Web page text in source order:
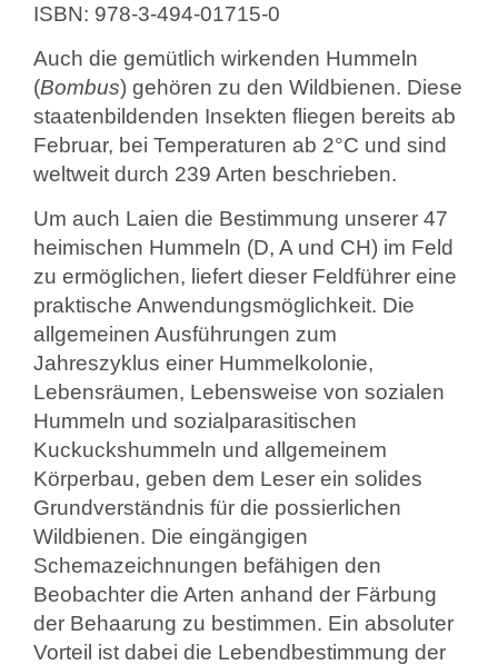
ISBN: 978-3-494-01715-0
Auch die gemütlich wirkenden Hummeln
(Bombus) gehören zu den Wildbienen. Diese
staatenbildenden Insekten fliegen bereits ab
Februar, bei Temperaturen ab 2°C und sind
weltweit durch 239 Arten beschrieben.
Um auch Laien die Bestimmung unserer 47
heimischen Hummeln (D, A und CH) im Feld
zu ermöglichen, liefert dieser Feldführer eine
praktische Anwendungsmöglichkeit. Die
allgemeinen Ausführungen zum
Jahreszyklus einer Hummelkolonie,
Lebensräumen, Lebensweise von sozialen
Hummeln und sozialparasitischen
Kuckuckshummeln und allgemeinem
Körperbau, geben dem Leser ein solides
Grundverständnis für die possierlichen
Wildbienen. Die eingängigen
Schemazeichnungen befähigen den
Beobachter die Arten anhand der Färbung
der Behaarung zu bestimmen. Ein absoluter
Vorteil ist dabei die Lebendbestimmung der